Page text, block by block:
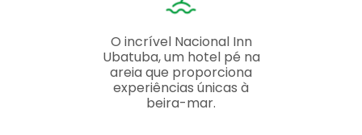
O incrível Nacional Inn
Ubatuba, um hotel pé na
areia que proporciona
experiências únicas à
beira-mar.